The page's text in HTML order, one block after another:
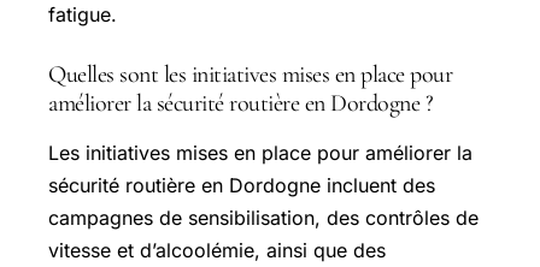
fatigue.
Quelles sont les initiatives mises en place pour
améliorer la sécurité routière en Dordogne ?
Les initiatives mises en place pour améliorer la
sécurité routière en Dordogne incluent des
campagnes de sensibilisation, des contrôles de
vitesse et d’alcoolémie, ainsi que des